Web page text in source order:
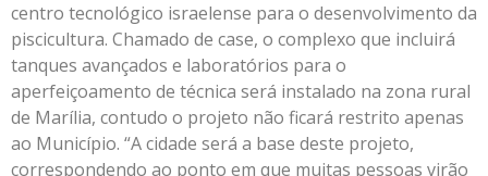
centro tecnológico israelense para o desenvolvimento da
piscicultura. Chamado de case, o complexo que incluirá
tanques avançados e laboratórios para o
aperfeiçoamento de técnica será instalado na zona rural
de Marília, contudo o projeto não ficará restrito apenas
ao Município. “A cidade será a base deste projeto,
correspondendo ao ponto em que muitas pessoas virão